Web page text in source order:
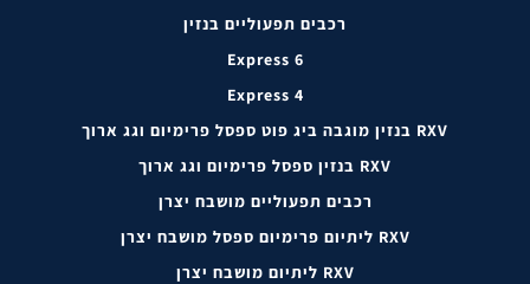
רכבים תפעוליים בנזין
Express 6
Express 4
RXV בנזין מוגבה ביג פוט ספסל פרימיום וגג ארוך
RXV בנזין ספסל פרימיום וגג ארוך
רכבים תפעוליים מושבח יצרן
RXV ליתיום פרימיום ספסל מושבח יצרן
RXV ליתיום מושבח יצרן